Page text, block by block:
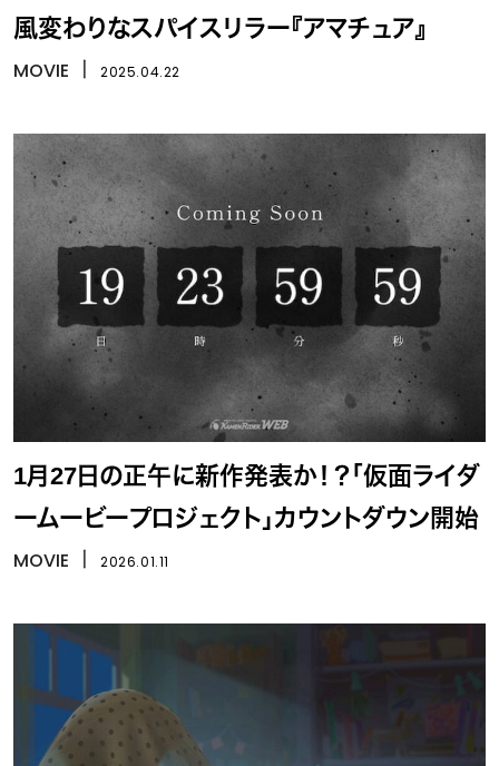
風変わりなスパイスリラー『アマチュア』
MOVIE 2025.04.22
1月27日の正午に新作発表か！？「仮面ライダ
ームービープロジェクト」カウントダウン開始
MOVIE 2026.01.11